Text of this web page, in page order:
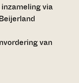
via
van